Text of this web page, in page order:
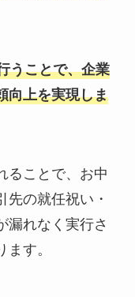
うことで、企業
向上を実現しま
ることで、お中
先の就任祝い・
漏れなく実行さ
す。